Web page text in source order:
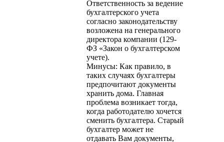
Ответственность за ведение
бухгалтерского учета
согласно законодательству
возложена на генерального
директора компании (129-
ФЗ «Закон о бухгалтерском
учете).
Минусы: Как правило, в
таких случаях бухгалтеры
предпочитают документы
хранить дома. Главная
проблема возникает тогда,
когда работодателю хочется
сменить бухгалтера. Старый
бухгалтер может не
отдавать Вам документы,